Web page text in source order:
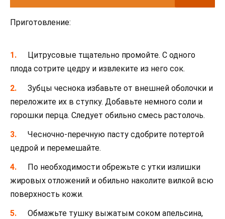
Приготовление:
Цитрусовые тщательно промойте. С одного
плода сотрите цедру и извлеките из него сок.
Зубцы чеснока избавьте от внешней оболочки и
переложите их в ступку. Добавьте немного соли и
горошки перца. Следует обильно смесь растолочь.
Чесночно-перечную пасту сдобрите потертой
цедрой и перемешайте.
По необходимости обрежьте с утки излишки
жировых отложений и обильно наколите вилкой всю
поверхность кожи.
Обмажьте тушку выжатым соком апельсина,